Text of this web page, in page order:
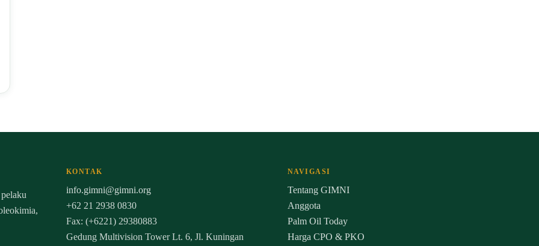
KONTAK
info.gimni@gimni.org
+62 21 2938 0830
Fax: (+6221) 29380883
Gedung Multivision Tower Lt. 6, Jl. Kuningan
NAVIGASI
Tentang GIMNI
Anggota
Palm Oil Today
Harga CPO & PKO